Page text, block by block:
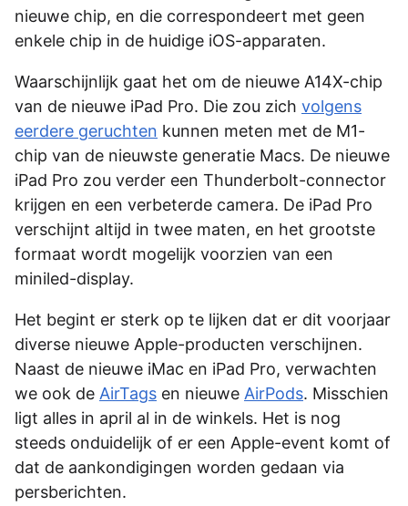
nieuwe chip, en die correspondeert met geen
enkele chip in de huidige iOS-apparaten.
Waarschijnlijk gaat het om de nieuwe A14X-chip
van de nieuwe iPad Pro. Die zou zich volgens
eerdere geruchten kunnen meten met de M1-
chip van de nieuwste generatie Macs. De nieuwe
iPad Pro zou verder een Thunderbolt-connector
krijgen en een verbeterde camera. De iPad Pro
verschijnt altijd in twee maten, en het grootste
formaat wordt mogelijk voorzien van een
miniled-display.
Het begint er sterk op te lijken dat er dit voorjaar
diverse nieuwe Apple-producten verschijnen.
Naast de nieuwe iMac en iPad Pro, verwachten
we ook de AirTags en nieuwe AirPods. Misschien
ligt alles in april al in de winkels. Het is nog
steeds onduidelijk of er een Apple-event komt of
dat de aankondigingen worden gedaan via
persberichten.